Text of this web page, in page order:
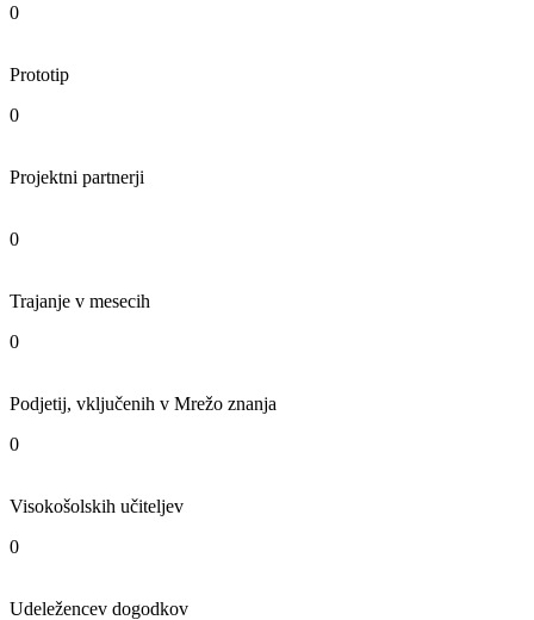
0
Prototip
0
Projektni partnerji
0
Trajanje v mesecih
0
Podjetij, vključenih v Mrežo znanja
0
Visokošolskih učiteljev
0
Udeležencev dogodkov